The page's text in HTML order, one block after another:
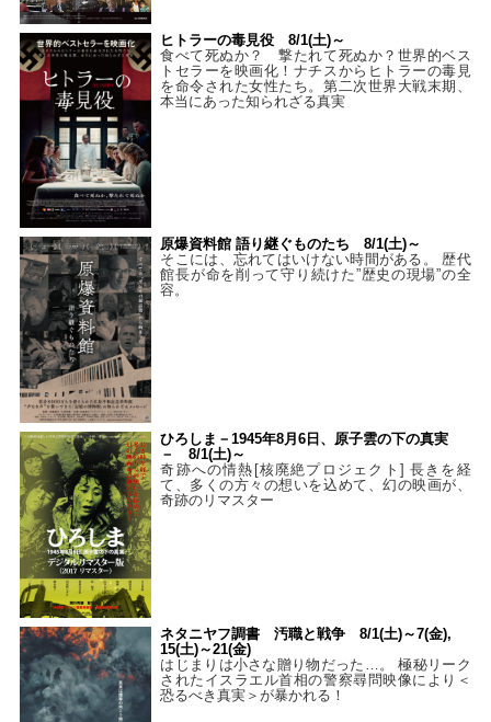
ヒトラーの毒見役 8/1(土)～
食べて死ぬか？ 撃たれて死ぬか？世界的ベス
トセラーを映画化！ナチスからヒトラーの毒見
を命令された女性たち。第二次世界大戦末期、
本当にあった知られざる真実
原爆資料館 語り継ぐものたち 8/1(土)～
そこには、忘れてはいけない時間がある。 歴代
館長が命を削って守り続けた”歴史の現場”の全
容。
ひろしま－1945年8月6日、原子雲の下の真実
－ 8/1(土)～
奇跡への情熱[核廃絶プロジェクト] 長きを経
て、多くの方々の想いを込めて、幻の映画が、
奇跡のリマスター
ネタニヤフ調書 汚職と戦争 8/1(土)～7(金),
15(土)～21(金)
はじまりは小さな贈り物だった…。 極秘リーク
されたイスラエル首相の警察尋問映像により＜
恐るべき真実＞が暴かれる！